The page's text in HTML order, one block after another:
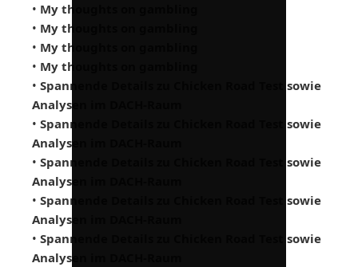
• My thoughts on gambling
• My thoughts on gambling
• My thoughts on gambling
• My thoughts on gambling
• Spannende Details zu Chicken Road Test sowie
Analysen im DACH-Raum
• Spannende Details zu Chicken Road Test sowie
Analysen im DACH-Raum
• Spannende Details zu Chicken Road Test sowie
Analysen im DACH-Raum
• Spannende Details zu Chicken Road Test sowie
Analysen im DACH-Raum
• Spannende Details zu Chicken Road Test sowie
Analysen im DACH-Raum